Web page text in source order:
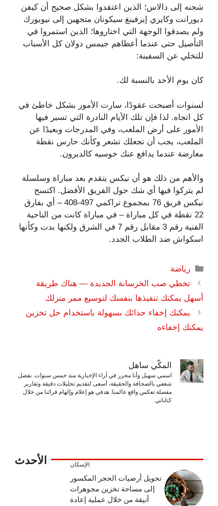
شحنه إلى دالاس؛ الذين اعتقدوا بشكل صحيح أن كيفن
ديورانت وكايري إيرفينغ سيكونان متجهين إلى نيويورك
ولم يصدقوا الوجهة التي اختاروها؛ الذين استمروا في
التأصيل حتى عندما أعطاهم جيمس دولان كل الأسباب
للتخلي عن السفينة:
كان يوم الأحد بالنسبة لك.
لسنوات أصبحت عقودًا، سارت الأمور بشكل خاطئ في
كل اتجاه. لذا فإن تلك الأيام النادرة التي تسير فيها
الأمور على أرض الملعب، وفي المدرجات وبعيدًا عن
الملعب، يجب أن تجعلك تشعر وكأنك حارس نقطة
معارضة عندما يدافع عنك خوسيه كالديرون.
والأهم من ذلك هو أن نيكس يتقدم بعد مباراة وسلسلة
لم يتركوا فيها أي شك حول الفريق الأفضل. اكتسح
نيكس فريق 76 بمجموع تراكمي 497-408 – أي بفارق
22 نقطة في كل مباراة – في مباراة كانت من الناحية
الفنية رقم 3 مقابل رقم 7 في الشرق ولكنها بدت وكأنها
اسكواش ضد الطلاب الجدد.
التصنيفات
رياضة
تخطي صب الخرسانة الجديدة — هناك طريقة
أسهل يمكنك تنفيذها بنفسك لتوسيع ممر منزلك
يمكنك إخفاء حذائك بسهولة باستخدام حل تخزين
يمكنك إخفاءه
المكّي ساهل
اسمي سهيل وأنا محرر في آراء الإخبارية منذ خمس سنوات. بفضل
شغفي بالصحافة والحقيقة، أسعى لتقديم تحليلات دقيقة وتقارير
مفصلة تعكس واقع عالمنا. هدفي هو إعلام وإلهام قرائنا من خلال
كتاباتي.
الأحدث الإسكان
تحويل أرضيات الحجر المكسور
إلى مساحة تخزين مجوهرات
أنيقة من خلال عملية إعادة